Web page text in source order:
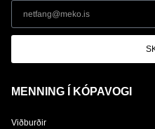
MENNING Í KÓPAVOGI
Viðburðir